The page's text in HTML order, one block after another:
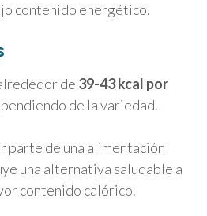
contenido energético.
de 39-43 kcal por
de la variedad.
parte de una alimentación
una alternativa saludable a
contenido calórico.